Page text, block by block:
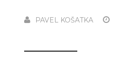
PAVEL KOŠATKA